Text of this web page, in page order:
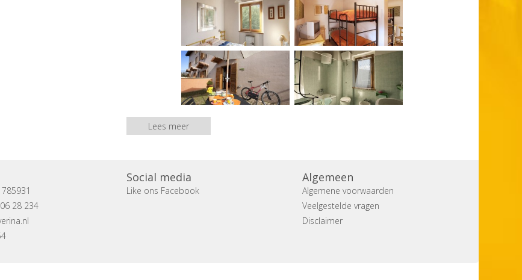
Lees meer
28 234
Social media
Like ons Facebook
Algemeen
Algemene voorwaarden
Veelgestelde vragen
Disclaimer